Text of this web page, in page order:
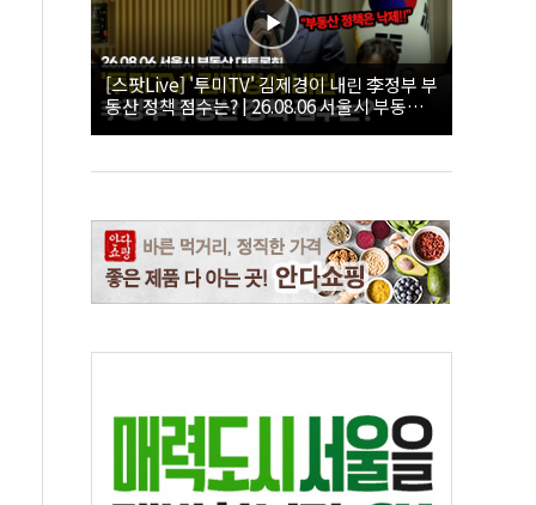
[스팟Live] '투미TV' 김제경이 내린 李정부 부
동산 정책 점수는? | 26.08.06 서울시 부동산
대토론회